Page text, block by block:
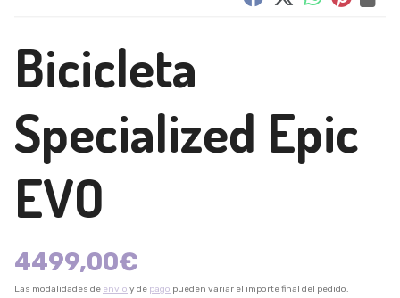
Bicicleta
Specialized Epic
EVO
4499,00€
Las modalidades de envío y de pago pueden variar el importe final del pedido.